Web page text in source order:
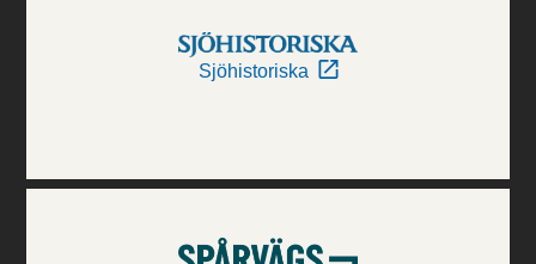
Sjöhistoriska